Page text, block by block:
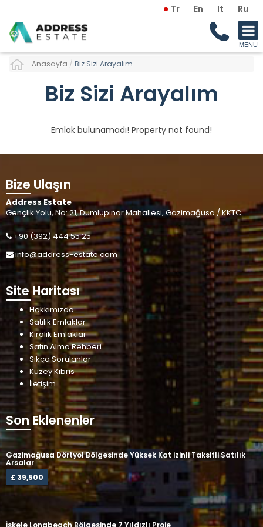
Tr En It Ru
Anasayfa / Biz Sizi Arayalım
Biz Sizi Arayalım
Emlak bulunamadı! Property not found!
Bize Ulaşın
Address Estate
Gençlik Yolu, No: 21, Dumlupınar Mahallesi, Gazimağusa / KKTC
+90 (392) 444 55 25
info@address-estate.com
Site Haritası
Hakkımızda
Satılık Emlaklar
Kiralık Emlaklar
Satın Alma Rehberi
Sıkça Sorulanlar
Kuzey Kıbrıs
İletişim
Son Eklenenler
Gazimağusa Dörtyol Bölgesinde Yüksek Kat izinli Taksitli Satılık
Arsalar
£ 39,500